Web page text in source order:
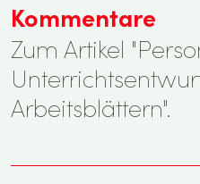
Kommentare
Zum Artikel
Arbeitsblättern".